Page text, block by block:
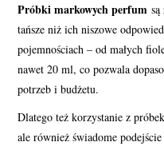
Próbki markowych perfum
tańsze niż ich niszowe
pojemnościach – od małych
nawet 20 ml, co pozwala
potrzeb i budżetu.
Dlatego też korzystanie z
ale również świadome